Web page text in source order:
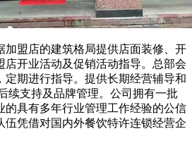
盟店的建筑格局提供店面装修、开
店开业活动及促销活动指导。总部会
定期进行指导。提供长期经营辅导和
续支持及品牌管理。公司拥有一批
的具有多年行业管理工作经验的公信
伍凭借对国内外餐饮特许连锁经营企